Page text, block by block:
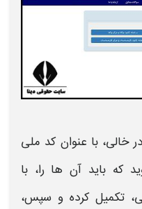
خالی، با عنوان کد ملی
باید آن ها را، با
تکمیل کرده و سپس،